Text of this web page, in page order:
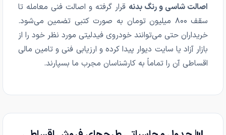
اصالت شاسی و رنگ بدنه قرار گرفته و اصالت فنی معامله تا
سقف ۸۰۰ میلیون تومان به صورت کتبی تضمین می‌شود.
خریداران حتی می‌توانند خودروی فیدلیتی مورد نظر خود را از
بازار آزاد یا سایت دیوار پیدا کرده و ارزیابی فنی و تامین مالی
اقساطی آن را تماماً به کارشناسان مجرب ما بسپارند.